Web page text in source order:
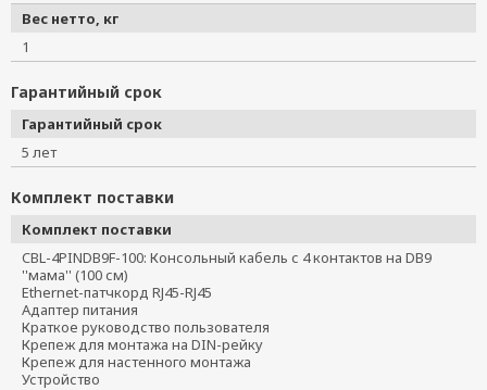
Вес нетто, кг
1
Гарантийный срок
Гарантийный срок
5 лет
Комплект поставки
Комплект поставки
CBL-4PINDB9F-100: Консольный кабель с 4 контактов на DB9
''мама'' (100 см)
Ethernet-патчкорд RJ45-RJ45
Адаптер питания
Краткое руководство пользователя
Крепеж для монтажа на DIN-рейку
Крепеж для настенного монтажа
Устройство